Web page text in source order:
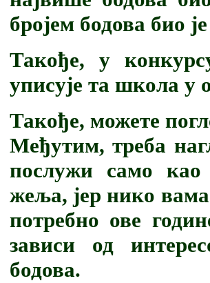
бројем бодова био
Такође, у
уписује та школа у
Такође, можете
Међутим, треба
послужи само
жеља, јер нико
потребно ове
зависи од
бодова.